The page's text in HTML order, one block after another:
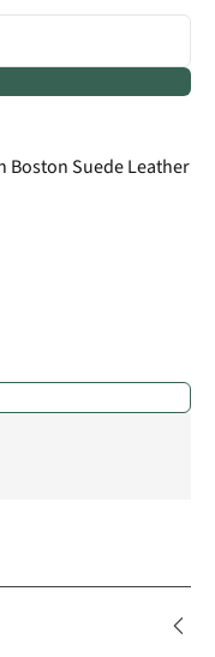
Boston Suede Leather